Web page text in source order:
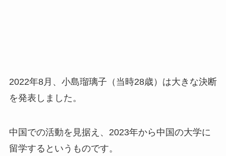
2022年8月、小島瑠璃子（当時28歳）は大きな決断
を発表しました。​
中国での活動を見据え、2023年から中国の大学に
留学するというものです。​